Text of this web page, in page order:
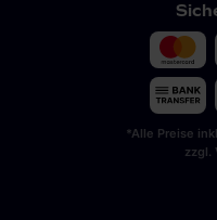
*Alle Preise
zzgl.